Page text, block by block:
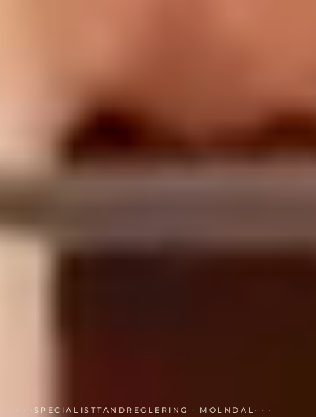
SPECIALISTTANDREGLERING · MÖLNDAL